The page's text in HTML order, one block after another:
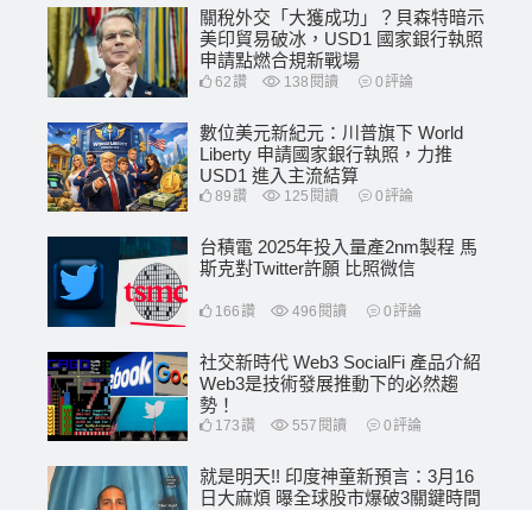
關稅外交「大獲成功」？貝森特暗示
美印貿易破冰，USD1 國家銀行執照
申請點燃合規新戰場
62讚 138 閱讀 0評論
數位美元新紀元：川普旗下 World
Liberty 申請國家銀行執照，力推
USD1 進入主流結算
89讚 125 閱讀 0評論
台積電 2025年投入量產2nm製程 馬
斯克對Twitter許願 比照微信
166讚 496 閱讀 0評論
社交新時代 Web3 SocialFi 產品介紹
Web3是技術發展推動下的必然趨
勢！
173讚 557 閱讀 0評論
就是明天!! 印度神童新預言：3月16
日大麻煩 曝全球股市爆破3關鍵時間